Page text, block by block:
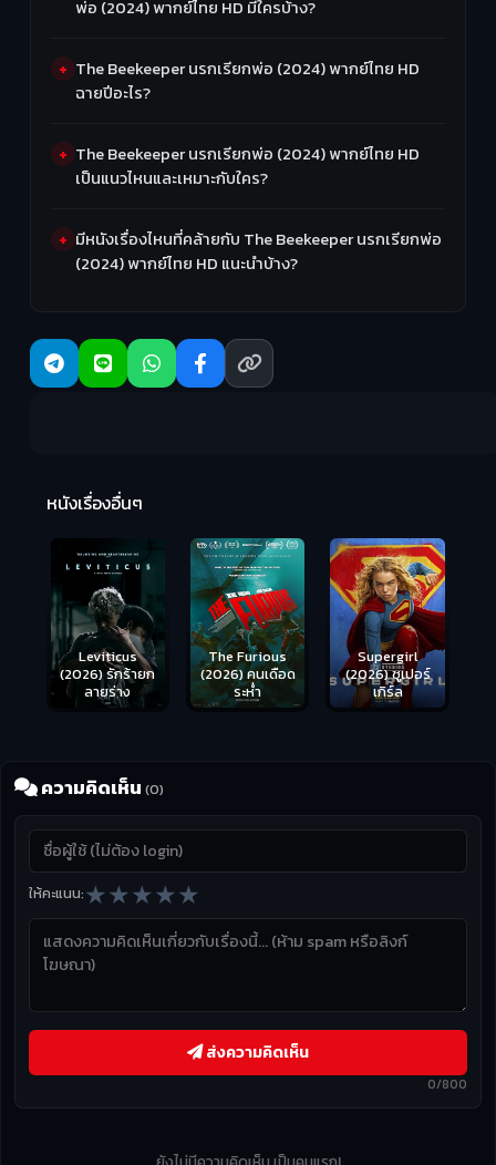
พ่อ (2024) พากย์ไทย HD มีใครบ้าง?
The Beekeeper นรกเรียกพ่อ (2024) พากย์ไทย HD
ฉายปีอะไร?
The Beekeeper นรกเรียกพ่อ (2024) พากย์ไทย HD
เป็นแนวไหนและเหมาะกับใคร?
มีหนังเรื่องไหนที่คล้ายกับ The Beekeeper นรกเรียกพ่อ
(2024) พากย์ไทย HD แนะนำบ้าง?
หนังเรื่องอื่นๆ
Leviticus
(2026) รักร้ายก
ลายร่าง
The Furious
(2026) คนเดือด
ระห่ำ
Supergirl
(2026) ซูเปอร์
เกิร์ล
ความคิดเห็น (0)
ให้คะแนน:★★★★★
0/800
ส่งความคิดเห็น